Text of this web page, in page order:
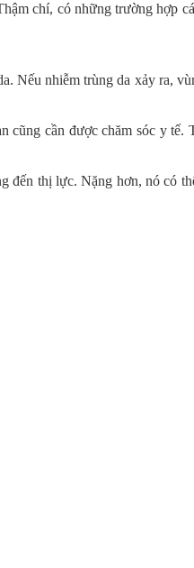
chí, có những trường hợp
Nếu nhiễm trùng da xảy ra,
cũng cần được chăm sóc y tế.
đến thị lực. Nặng hơn, nó có